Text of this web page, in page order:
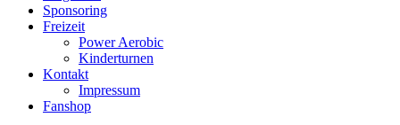
Sponsoring
Freizeit
Power Aerobic
Kinderturnen
Kontakt
Impressum
Fanshop